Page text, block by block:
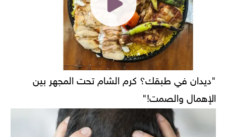
"ديدان في طبقك؟ كرم الشام تحت المجهر بين
الإهمال والصمت!"